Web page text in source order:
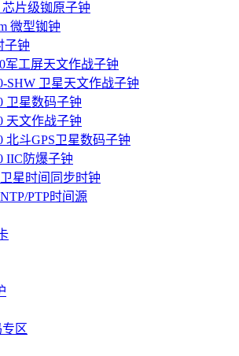
芯片级铷原子钟
微型铷钟
子钟
军工屏天文作战子钟
SHW 卫星天文作战子钟
卫星数码子钟
天文作战子钟
北斗GPS卫星数码子钟
IIC防爆子钟
星时间同步时钟
PTP时间源
区